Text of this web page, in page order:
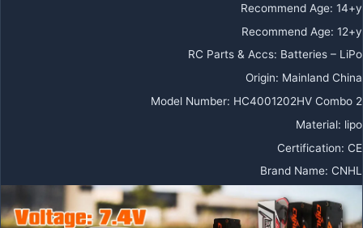
RC
Recommend Age: 14+y
Recommend Age: 12+y
RC Parts & Accs: Batteries – LiPo
Origin: Mainland China
Model Number: HC4001202HV Combo 2
Material: lipo
Certification: CE
Brand Name: CNHL